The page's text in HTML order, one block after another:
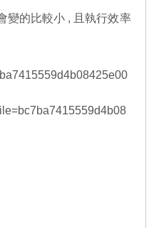
變的比較小 , 且執行效率